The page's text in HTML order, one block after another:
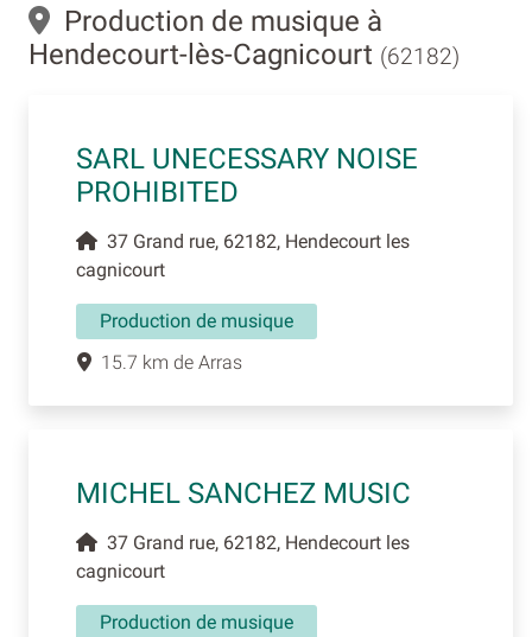
Production de musique à
Hendecourt-lès-Cagnicourt (62182)
SARL UNECESSARY NOISE
PROHIBITED
37 Grand rue, 62182, Hendecourt les
cagnicourt
Production de musique
15.7 km de Arras
MICHEL SANCHEZ MUSIC
37 Grand rue, 62182, Hendecourt les
cagnicourt
Production de musique